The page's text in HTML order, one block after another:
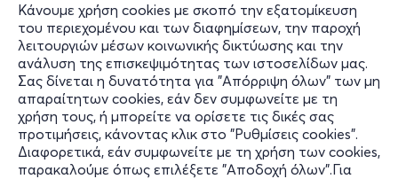
Κάνουμε χρήση cookies με σκοπό την εξατομίκευση
του περιεχομένου και των διαφημίσεων, την παροχή
λειτουργιών μέσων κοινωνικής δικτύωσης και την
ανάλυση της επισκεψιμότητας των ιστοσελίδων μας.
Σας δίνεται η δυνατότητα για "Απόρριψη όλων" των μη
απαραίτητων cookies, εάν δεν συμφωνείτε με τη
χρήση τους, ή μπορείτε να ορίσετε τις δικές σας
προτιμήσεις, κάνοντας κλικ στο "Ρυθμίσεις cookies".
Διαφορετικά, εάν συμφωνείτε με τη χρήση των cookies,
παρακαλούμε όπως επιλέξετε "Αποδοχή όλων".Για
«Χορεύουμε για να δείξουμε τι μπορεί να κάνει ένα
σώμα όταν συντονίζετια με τα υπόλοιπα. Η αρμονία
είναι το πιο δυνατό μήνυμα που μπορούμε να
στείλουμε σήμερα»
Από την πρεμιέρα της στο Théâtre Le 13e Artστο
Παρίσι τον Απρίλιο του 2023, η παράσταση έχει
αποθεωθεί, με περισσότερους από 300.000 θεατές και
Πληροφορίες
Υποστήριξη
Stay Connected